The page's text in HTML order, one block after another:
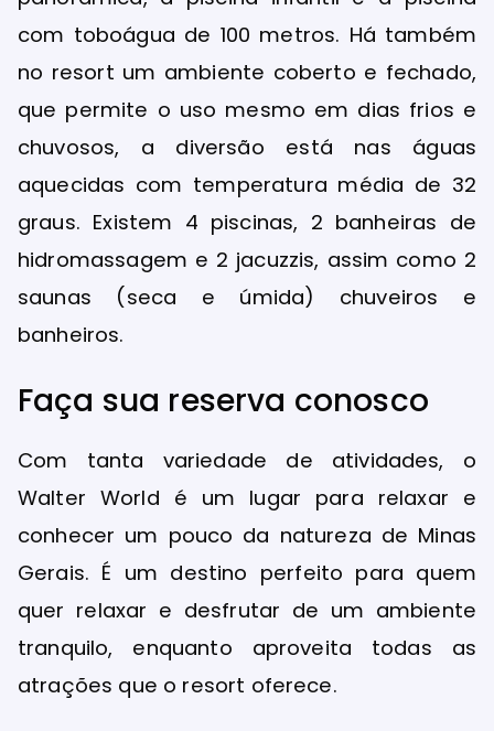
com toboágua de 100 metros. Há também
no resort um ambiente coberto e fechado,
que permite o uso mesmo em dias frios e
chuvosos, a diversão está nas águas
aquecidas com temperatura média de 32
graus. Existem 4 piscinas, 2 banheiras de
hidromassagem e 2 jacuzzis, assim como 2
saunas (seca e úmida) chuveiros e
banheiros.
Faça sua reserva conosco
Com tanta variedade de atividades, o
Walter World é um lugar para relaxar e
conhecer um pouco da natureza de Minas
Gerais. É um destino perfeito para quem
quer relaxar e desfrutar de um ambiente
tranquilo, enquanto aproveita todas as
atrações que o resort oferece.